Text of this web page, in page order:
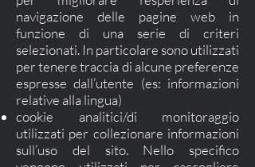
navigazione delle pagine web in
funzione di una serie di criteri
selezionati. In particolare sono utilizzati
per tenere traccia di alcune preferenze
espresse dall’utente (es: informazioni
relative alla lingua)
cookie analitici/di monitoraggio
utilizzati per collezionare informazioni
sull’uso del sito. Nello specifico